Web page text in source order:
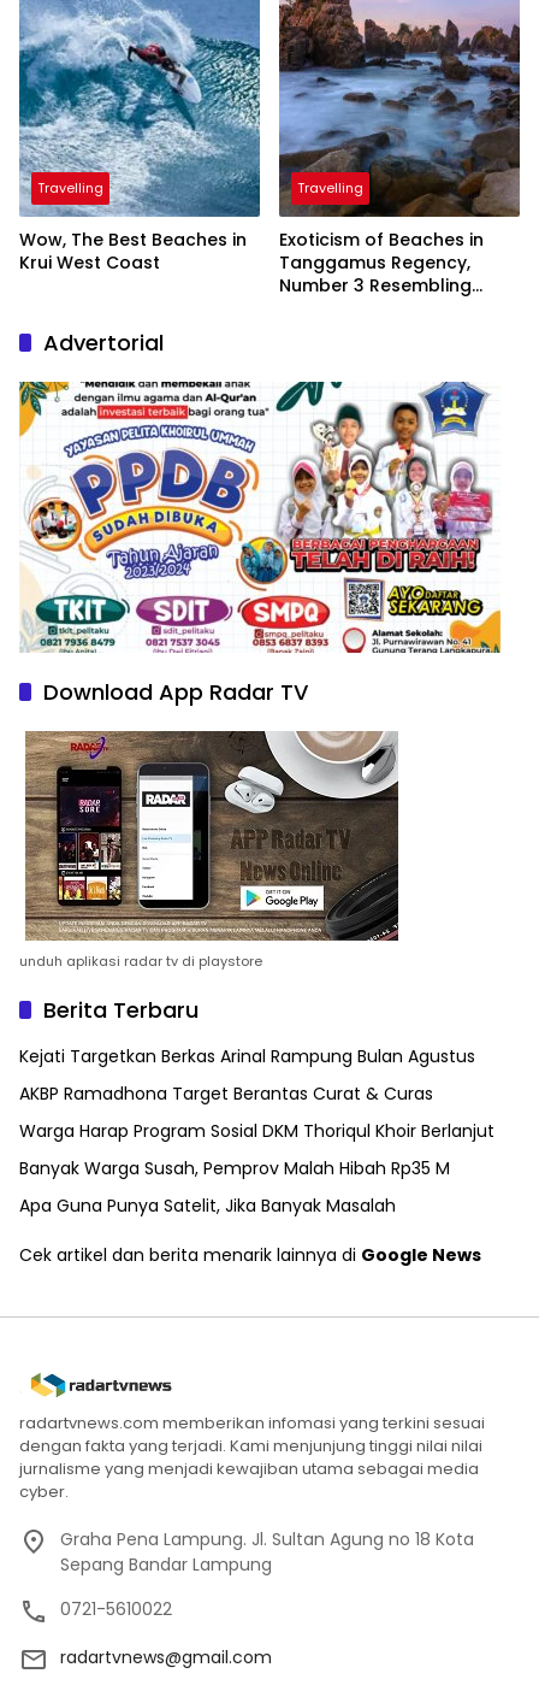
Travelling
Wow, The Best Beaches in
Krui West Coast
Travelling
Exoticism of Beaches in
Tanggamus Regency,
Number 3 Resembling
Advertorial
Download App Radar TV
unduh aplikasi radar tv di playstore
Berita Terbaru
Kejati Targetkan Berkas Arinal Rampung Bulan Agustus
AKBP Ramadhona Target Berantas Curat & Curas
Warga Harap Program Sosial DKM Thoriqul Khoir Berlanjut
Banyak Warga Susah, Pemprov Malah Hibah Rp35 M
Apa Guna Punya Satelit, Jika Banyak Masalah
Cek artikel dan berita menarik lainnya di Google News
radartvnews.com memberikan infomasi yang terkini sesuai
dengan fakta yang terjadi. Kami menjunjung tinggi nilai nilai
jurnalisme yang menjadi kewajiban utama sebagai media
cyber.
Graha Pena Lampung. Jl. Sultan Agung no 18 Kota
Sepang Bandar Lampung
0721-5610022
radartvnews@gmail.com